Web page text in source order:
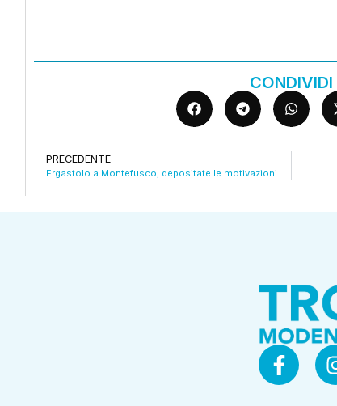
CONDIVIDI
PRECEDENTE
Ergastolo a Montefusco, depositate le motivazioni dell’appello